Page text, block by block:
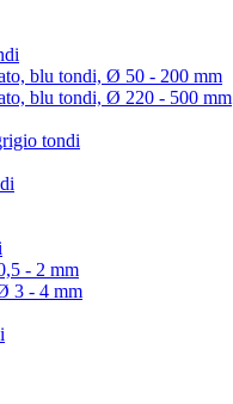
blu tondi, Ø 50 - 200 mm
blu tondi, Ø 220 - 500 mm
tondi
- 2 mm
3 - 4 mm